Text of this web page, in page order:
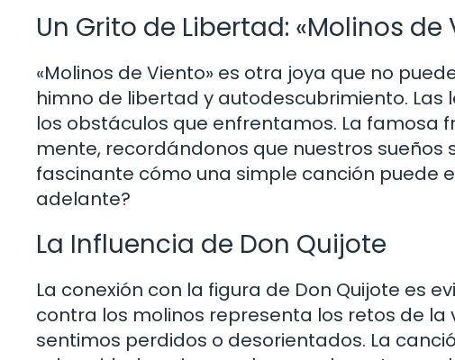
Un Grito de Libertad: «Molinos de
«Molinos de Viento» es otra joya que no
himno de libertad y autodescubrimiento.
los obstáculos que enfrentamos. La famosa
mente, recordándonos que nuestros sueños
fascinante cómo una simple canción puede
adelante?
La Influencia de Don Quijote
La conexión con la figura de Don Quijote es
contra los molinos representa los retos de la
sentimos perdidos o desorientados. La